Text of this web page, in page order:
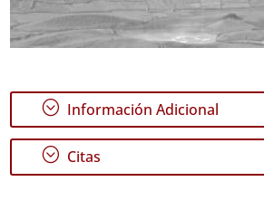
; Información Adicional
; Citas